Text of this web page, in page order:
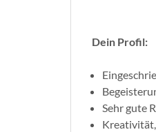
Dein Profil:
Sehr gute